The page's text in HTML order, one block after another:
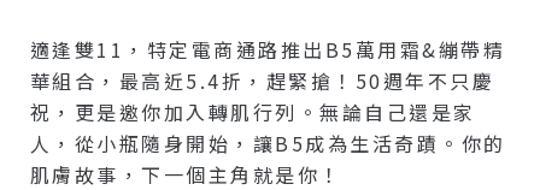
適逢雙11，特定電商通路推出B5萬用霜&繃帶精
華組合，最高近5.4折，趕緊搶！50週年不只慶
祝，更是邀你加入轉肌行列。無論自己還是家
人，從小瓶隨身開始，讓B5成為生活奇蹟。你的
肌膚故事，下一個主角就是你！